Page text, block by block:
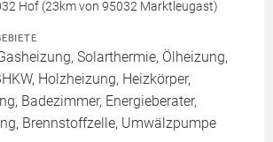
Hof (23km von 95032 Marktleugast)
Solarthermie, Ölheizung,
Holzheizung, Heizkörper,
Badezimmer, Energieberater,
Brennstoffzelle, Umwälzpumpe